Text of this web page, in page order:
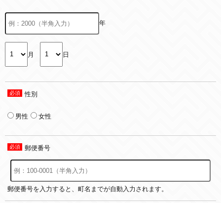
年
月 日
性別
男性 女性
郵便番号
郵便番号を入力すると、町名までが自動入力されます。